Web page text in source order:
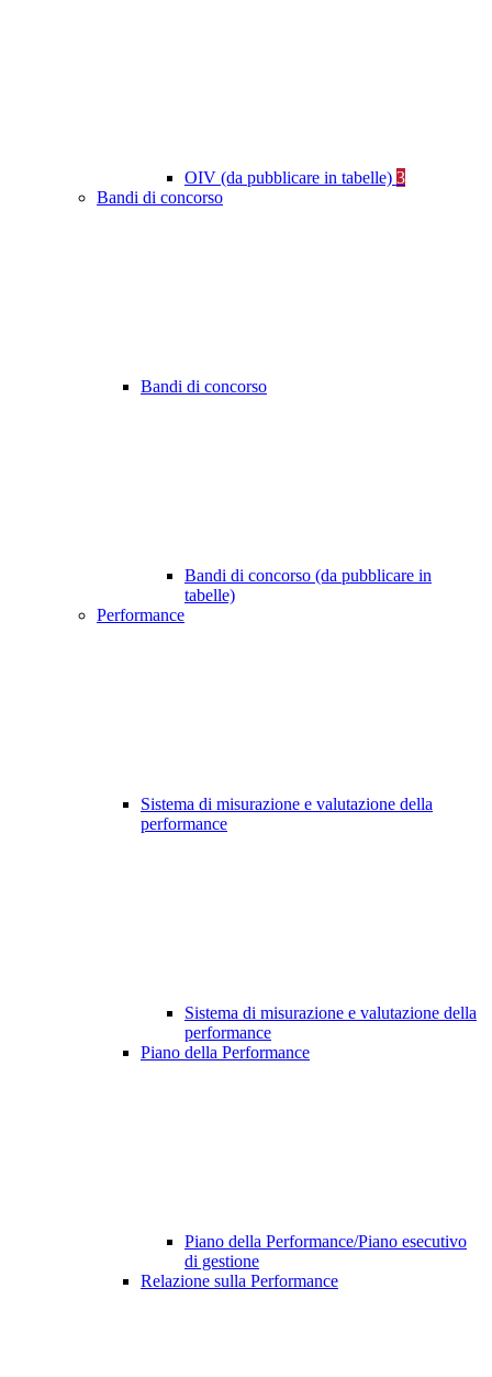
OIV (da pubblicare in tabelle) 3
Bandi di concorso
Bandi di concorso
Bandi di concorso (da pubblicare in
tabelle)
Performance
Sistema di misurazione e valutazione della
performance
Sistema di misurazione e valutazione della
performance
Piano della Performance
Piano della Performance/Piano esecutivo
di gestione
Relazione sulla Performance